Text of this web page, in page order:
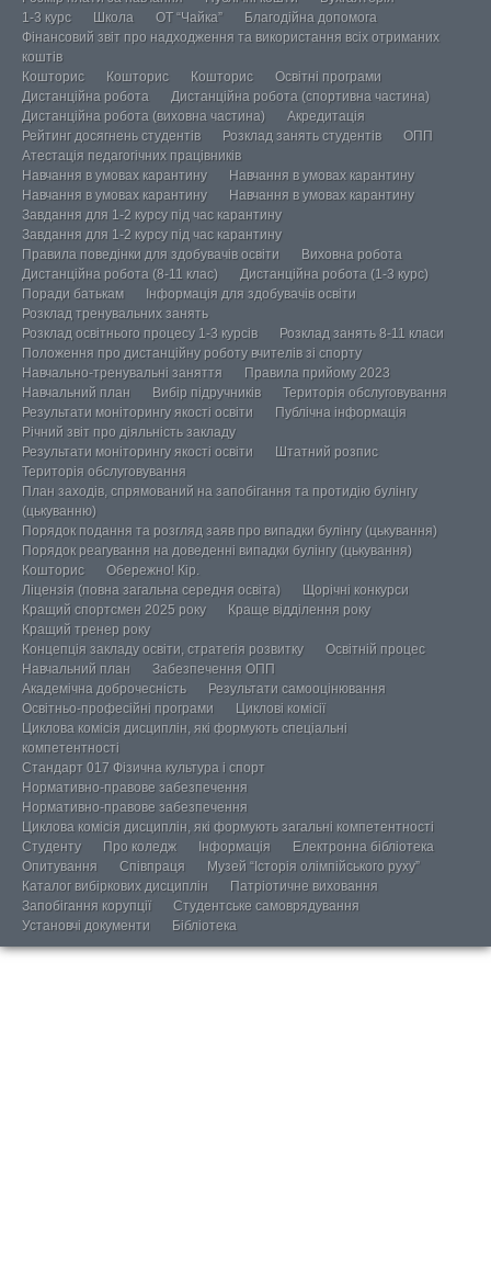
1-3 курс
Школа ОТ “Чайка”
Благодійна допомога
Фінансовий звіт про надходження та використання всіх отриманих
коштів
Кошторис
Кошторис Кошторис
Освітні програми
Дистанційна робота
Дистанційна робота (спортивна частина)
Дистанційна робота (виховна частина)
Акредитація
Рейтинг досягнень студентів
Розклад занять студентів
ОПП
Атестація педагогічних працівників
Навчання в умовах карантину
Навчання в умовах карантину
Навчання в умовах карантину
Навчання в умовах карантину
Завдання для 1-2 курсу під час карантину
Завдання для 1-2 курсу під час карантину
Правила поведінки для здобувачів освіти
Виховна робота
Дистанційна робота (8-11 клас)
Дистанційна робота (1-3 курс)
Поради батькам
Інформація для здобувачів освіти
Розклад тренувальних занять
Розклад освітнього процесу 1-3 курсів
Розклад занять 8-11 класи
Положення про дистанційну роботу вчителів зі спорту
Навчально-тренувальні заняття
Правила прийому 2023
Навчальний план
Вибір підручників
Територія обслуговування
Результати моніторингу якості освіти
Публічна інформація
Річний звіт про діяльність закладу
Результати моніторингу якості освіти
Штатний розпис
Територія обслуговування
План заходів, спрямований на запобігання та протидію булінгу
(цькуванню)
Порядок подання та розгляд заяв про випадки булінгу (цькування)
Порядок реагування на доведенні випадки булінгу (цькування)
Кошторис
Обережно! Кір.
Ліцензія (повна загальна середня освіта)
Щорічні конкурси
Кращий спортсмен 2025 року
Краще відділення року
Кращий тренер року
Концепція закладу освіти, стратегія розвитку
Освітній процес
Навчальний план
Забезпечення ОПП
Академічна доброчесність
Результати самооцінювання
Освітньо-професійні програми
Циклові комісії
Циклова комісія дисциплін, які формують спеціальні
компетентності
Стандарт 017 Фізична культура і спорт
Нормативно-правове забезпечення
Нормативно-правове забезпечення
Циклова комісія дисциплін, які формують загальні компетентності
Студенту
Про коледж Інформація
Електронна бібліотека
Опитування
Співпраця
Музей “Історія олімпійського руху”
Каталог вибіркових дисциплін
Патріотичне виховання
Запобігання корупції
Студентське самоврядування
Установчі документи
Бібліотека